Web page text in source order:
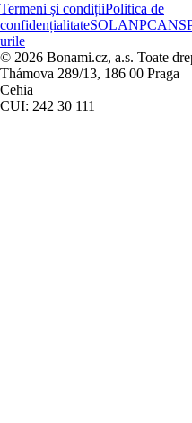
Termeni și condițiiPolitica de
confidențialitateSOLANPC
urile
© 2026 Bonami.cz, a.s. Toate
Thámova 289/13, 186 00 Praga
Cehia
CUI: 242 30 111